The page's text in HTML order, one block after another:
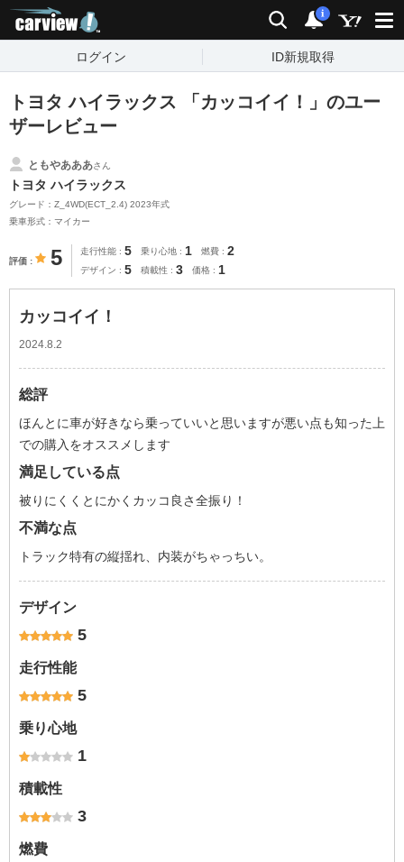
検索 通知
i
ログイン ID新規取得
トヨタ ハイラックス 「カッコイイ！」のユー
ザーレビュー
ともやあああさん
トヨタ ハイラックス
グレード：Z_4WD(ECT_2.4) 2023年式
乗車形式：マイカー
評価 5 走行性能 5 乗り心地 1 燃費 2
デザイン 5 積載性 3 価格 1
カッコイイ！
2024.8.2
総評
ほんとに車が好きなら乗っていいと思いますが悪い点も知った上
での購入をオススメします
満足している点
被りにくくとにかくカッコ良さ全振り！
不満な点
トラック特有の縦揺れ、内装がちゃっちい。
デザイン
5
走行性能
5
乗り心地
1
積載性
3
燃費